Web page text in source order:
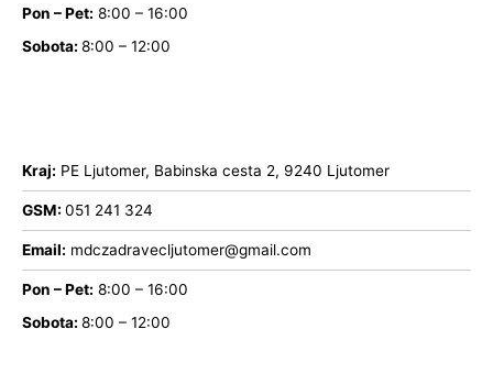
Pon – Pet: 8:00 – 16:00
Sobota: 8:00 – 12:00
Kraj: PE Ljutomer, Babinska cesta 2, 9240 Ljutomer
GSM: 051 241 324
Email: mdczadravecljutomer@gmail.com
Pon – Pet: 8:00 – 16:00
Sobota: 8:00 – 12:00